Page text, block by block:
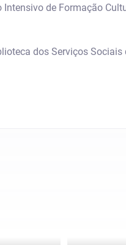
de Formação
dos Serviços Sociais